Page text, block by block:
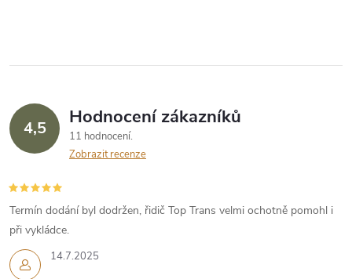
y
v
ý
p
i
s
4,5 Hodnocení zákazníků
11 hodnocení
Zobrazit recenze
14.7.2025
Termín dodání byl dodržen, řidič Top Trans velmi ochotně pomohl i
při vykládce.